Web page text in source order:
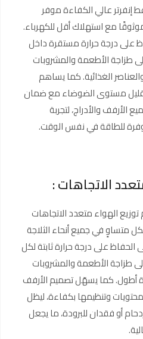
إنفرتر عالي الكفاءة موفر
مع استهلاك أقل للكهرباء.
على درجة حرارة مستقرة داخل
طزاجة الأطعمة والمشروبات
الغذائية. كما يساهم
مستوى الضوضاء مع ضمان
الأرفف والأدراج، لتجربة
للطاقة في نفس الوقت.
الاتجاهات :
الهواء متعدد الاتجاهات
متساوٍ في جميع أنحاء الثلاجة
الحفاظ على درجة حرارة ثابتة لكل
طزاجة الأطعمة والمشروبات
أطول. كما يسهّل تصميم الأرفف
وتنظيمها بكفاءة، ليظل
أو فقدان للبرودة، ما يجعل